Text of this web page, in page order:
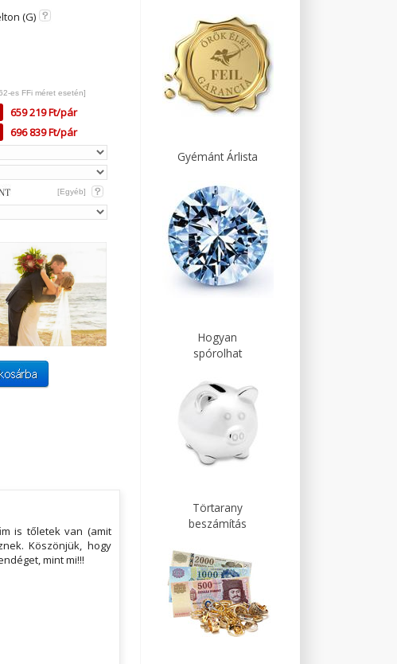
(G)
es FFi méret esetén]
659 219 Ft/pár
696 839 Ft/pár
[Egyéb]
is tőletek van (amit
Köszönjük, hogy
mint mi!!!
Gyémánt Árlista
Hogyan
spórolhat
Törtarany
beszámítás